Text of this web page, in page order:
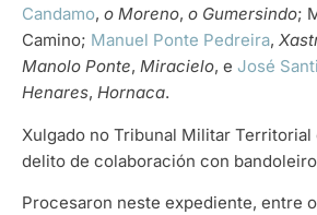
Candamo, o Moreno, o Gumersindo;
Camino; Manuel Ponte Pedreira,
Manolo Ponte, Miracielo, e José
Henares, Hornaca.
Xulgado no Tribunal Militar Territorial
delito de colaboración con
Procesaron neste expediente, entre